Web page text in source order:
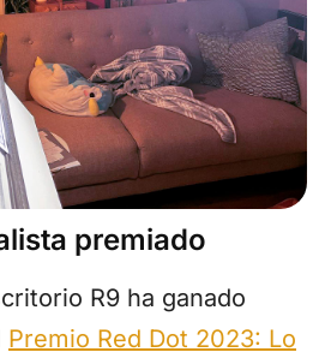
premiado
R9 ha ganado
Premio Red Dot 2023: Lo